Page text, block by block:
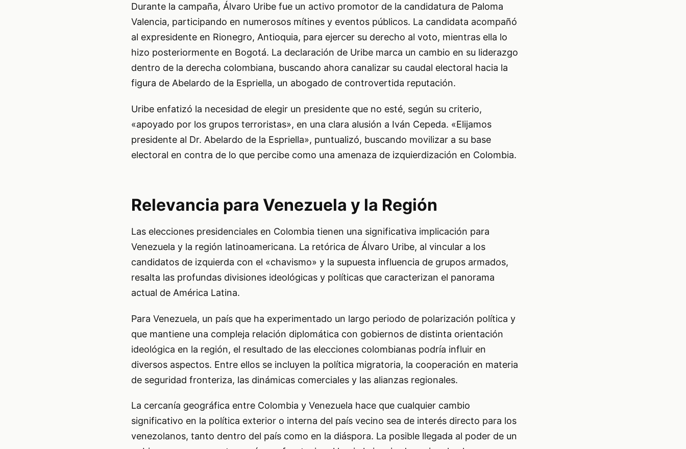
Durante la campaña, Álvaro Uribe fue un activo promotor de la candidatura de Paloma
Valencia, participando en numerosos mítines y eventos públicos. La candidata acompañó
al expresidente en Rionegro, Antioquia, para ejercer su derecho al voto, mientras ella lo
hizo posteriormente en Bogotá. La declaración de Uribe marca un cambio en su liderazgo
dentro de la derecha colombiana, buscando ahora canalizar su caudal electoral hacia la
figura de Abelardo de la Espriella, un abogado de controvertida reputación.
Uribe enfatizó la necesidad de elegir un presidente que no esté, según su criterio,
«apoyado por los grupos terroristas», en una clara alusión a Iván Cepeda. «Elijamos
presidente al Dr. Abelardo de la Espriella», puntualizó, buscando movilizar a su base
electoral en contra de lo que percibe como una amenaza de izquierdización en Colombia.
Relevancia para Venezuela y la Región
Las elecciones presidenciales en Colombia tienen una significativa implicación para
Venezuela y la región latinoamericana. La retórica de Álvaro Uribe, al vincular a los
candidatos de izquierda con el «chavismo» y la supuesta influencia de grupos armados,
resalta las profundas divisiones ideológicas y políticas que caracterizan el panorama
actual de América Latina.
Para Venezuela, un país que ha experimentado un largo periodo de polarización política y
que mantiene una compleja relación diplomática con gobiernos de distinta orientación
ideológica en la región, el resultado de las elecciones colombianas podría influir en
diversos aspectos. Entre ellos se incluyen la política migratoria, la cooperación en materia
de seguridad fronteriza, las dinámicas comerciales y las alianzas regionales.
La cercanía geográfica entre Colombia y Venezuela hace que cualquier cambio
significativo en la política exterior o interna del país vecino sea de interés directo para los
venezolanos, tanto dentro del país como en la diáspora. La posible llegada al poder de un